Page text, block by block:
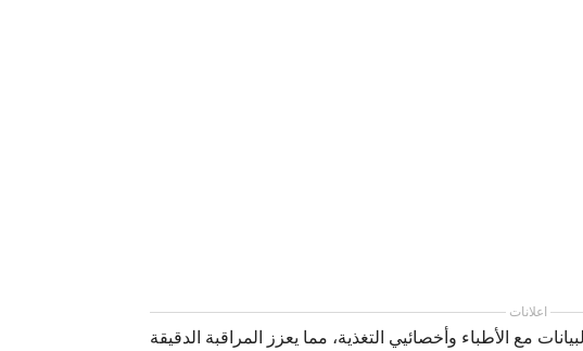
اعلانات
مع الأطباء وأخصائيي التغذية، مما يعزز المراقبة الدقيقة